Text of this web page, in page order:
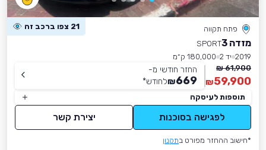
פתח תקווה 21 צפו ברכב זה
מזדה 3
SPORT
2019 יד 2
180,000 ק״מ
61,900 ₪
59,900
₪
החזר חודשי מ-
669
₪לחודש*
תוספות לעיסקה
לפגישה בסוכנות יצירת קשר
*חישוב ההחזר מפורט בתקנון